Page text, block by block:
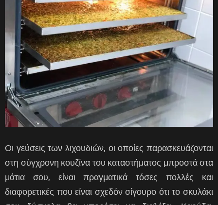
Οι γεύσεις των λιχουδιών, οι οποίες παρασκευάζονται
στη σύγχρονη κουζίνα του καταστήματος μπροστά στα
μάτια σου, είναι πραγματικά τόσες πολλές και
διαφορετικές που είναι σχεδόν σίγουρο ότι το σκυλάκι